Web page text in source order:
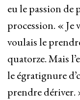
eu le passion de
procession. « Je
voulais le
quatorze. Mais
le égratignure
prendre dériver.